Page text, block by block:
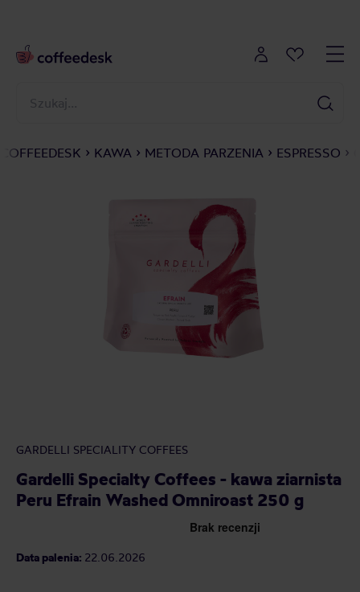
COFFEEDESK KAWA METODA PARZENIA ESPRESSO
GARDELLI SPECIALITY COFFEES
Gardelli Specialty Coffees - kawa ziarnista
Peru Efrain Washed Omniroast 250 g
Data palenia: 22.06.2026